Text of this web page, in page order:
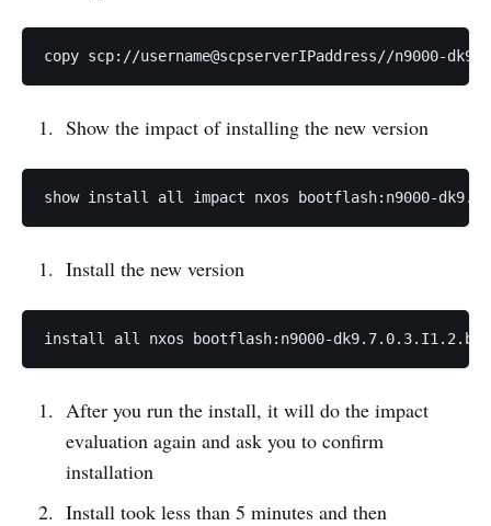
Show the impact of installing the new version
Install the new version
After you run the install, it will do the impact
evaluation again and ask you to confirm
installation
Install took less than 5 minutes and then